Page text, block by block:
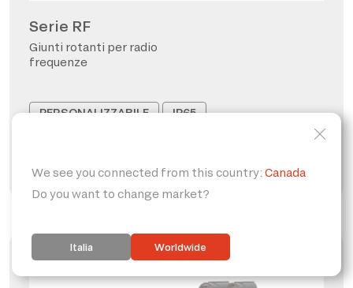
Serie RF
Giunti rotanti per radio
frequenze
PERSONALIZZABILE
IP65